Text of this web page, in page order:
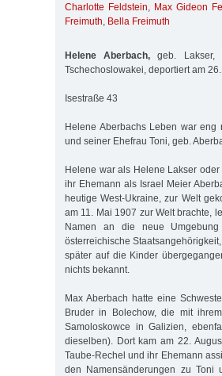
Charlotte Feldstein, Max Gideon
Freimuth, Bella Freimuth
Helene Aberbach, geb. Lakser,
Tschechoslowakei, deportiert am
Isestraße 43
Helene Aberbachs Leben war eng
und seiner Ehefrau Toni, geb.
Helene war als Helene Lakser
ihr Ehemann als Israel Meier
heutige West-Ukraine, zur Welt
am 11. Mai 1907 zur Welt brachte,
Namen an die neue
österreichische
später auf die Kinder
nichts bekannt.
Max Aberbach hatte eine
Bruder in Bolechow, die mit
Samoloskowce in Galizien,
dieselben). Dort kam am 22.
Taube-Rechel und ihr Ehemann
den Namensänderungen zu Toni